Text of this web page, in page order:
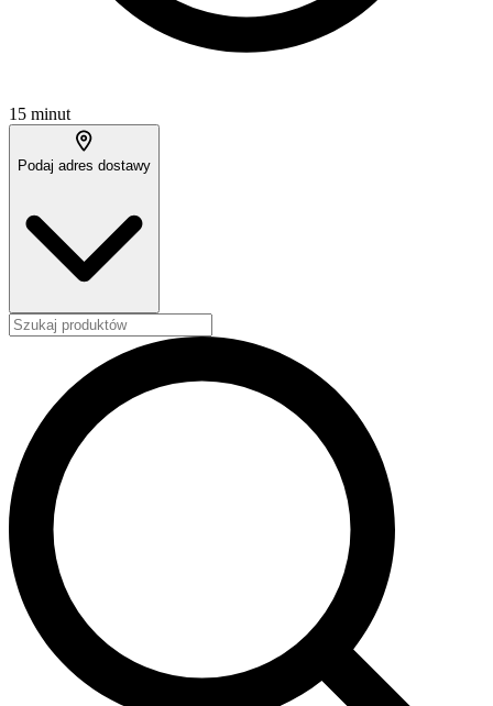
15 minut
Podaj adres dostawy